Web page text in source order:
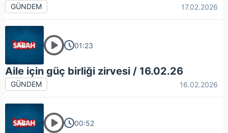
GÜNDEM 17.02.2026
01:23
Aile için güç birliği zirvesi / 16.02.26
GÜNDEM 16.02.2026
00:52